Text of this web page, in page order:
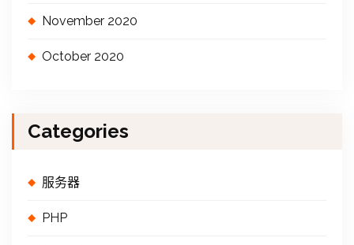
November 2020
October 2020
Categories
服务器
PHP